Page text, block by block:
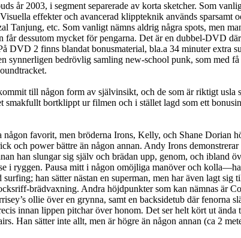
år 2003, i segment separerade av korta sketcher. Som
effekter och avancerad klippteknik används sparsamt
etc. Som vanligt nämns aldrig några spots, men
dessutom mycket för pengarna. Det är en dubbel-DVD
DVD 2 finns blandat bonusmaterial, bla.a 34 minuter extra
bedrövlig samling new-school punk, som med
till någon form av självinsikt, och de som är riktigt
bortklippt ur filmen och i stället lagd som ett
favorit, men bröderna Irons, Kelly, och Shane Dorian
och power bättre än någon annan. Andy Irons
han slungar sig själv och brädan upp, genom, och ibland
i ryggen. Pausa mitt i någon omöjliga manöver och
han sätter nästan en superman, men har även lagt
brädvaxning. Andra höjdpunkter som kan nämnas är
ollie över en grynna, samt en backsidetub där fenorna
innan lippen pitchar över honom. Det ser helt kört ut ända
Han sätter inte allt, men är högre än någon annan (ca 2